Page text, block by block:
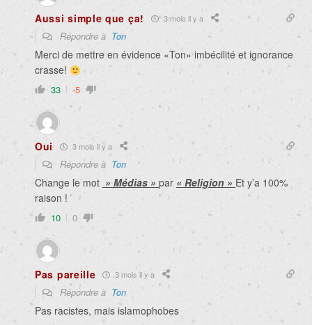
Aussi simple que ça! 3 mois il y a
Répondre à Ton
Merci de mettre en évidence «Ton» imbécilité et ignorance
crasse!
33 -5
Oui 3 mois il y a
Répondre à Ton
Change le mot » Médias » par « Religion » Et y’a 100%
raison !
10 0
Pas pareille 3 mois il y a
Répondre à Ton
Pas racistes, mais islamophobes